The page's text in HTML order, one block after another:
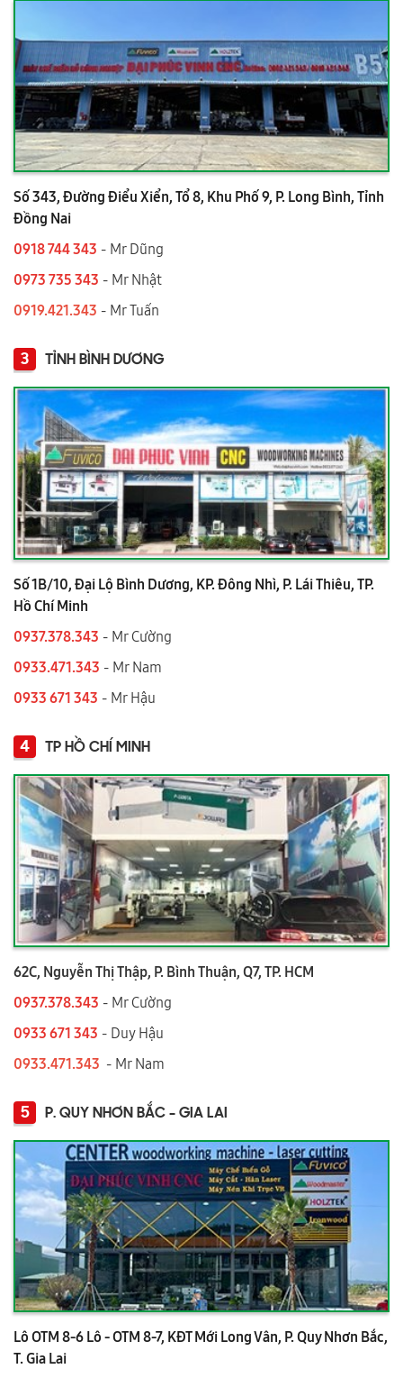
Số 343, Đường Điểu Xiển, Tổ 8, Khu Phố 9, P. Long Bình, Tỉnh
Đồng Nai
0918 744 343 - Mr Dũng
0973 735 343 - Mr Nhật
0919.421.343 ​​​​​​ - Mr Tuấn
3 TỈNH BÌNH DƯƠNG
Số 1B/10, Đại Lộ Bình Dương, KP. Đông Nhì, P. Lái Thiêu, TP.
Hồ Chí Minh
0937.378.343 - Mr Cường
0933.471.343 - Mr Nam
0933 671 343 - Mr Hậu
4 TP HỒ CHÍ MINH
62C, Nguyễn Thị Thập, P. Bình Thuận, Q7, TP. HCM
0937.378.343 - Mr Cường
0933 671 343 - Duy Hậu
0933.471.343 - Mr Nam
5 P. QUY NHƠN BẮC - GIA LAI
Lô OTM 8-6 Lô - OTM 8-7, KĐT Mới Long Vân, P. Quy Nhơn Bắc,
T. Gia Lai